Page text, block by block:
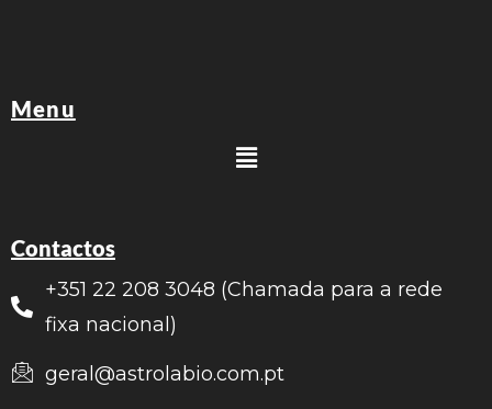
Menu
Contactos
+351 22 208 3048 (Chamada para a rede
fixa nacional)
geral@astrolabio.com.pt